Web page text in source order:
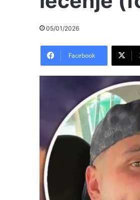
05/01/2026
Facebook